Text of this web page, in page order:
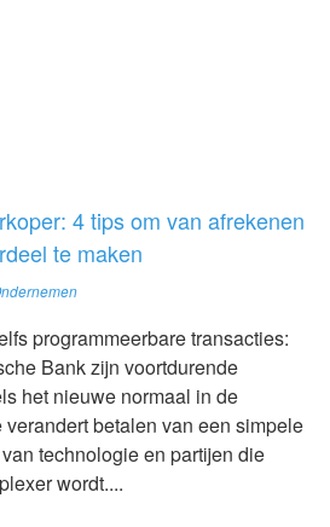
4 tips om van afrekenen
te maken
programmeerbare transacties:
Bank zijn voortdurende
het nieuwe normaal in de
betalen van een simpele
technologie en partijen die
wordt....